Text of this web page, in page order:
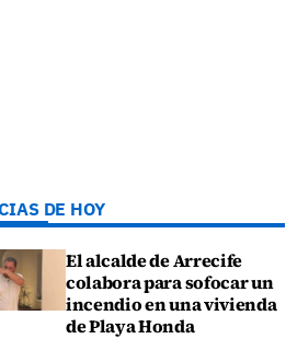
DE HOY
El alcalde de Arrecife
colabora para sofocar un
incendio en una vivienda
de Playa Honda